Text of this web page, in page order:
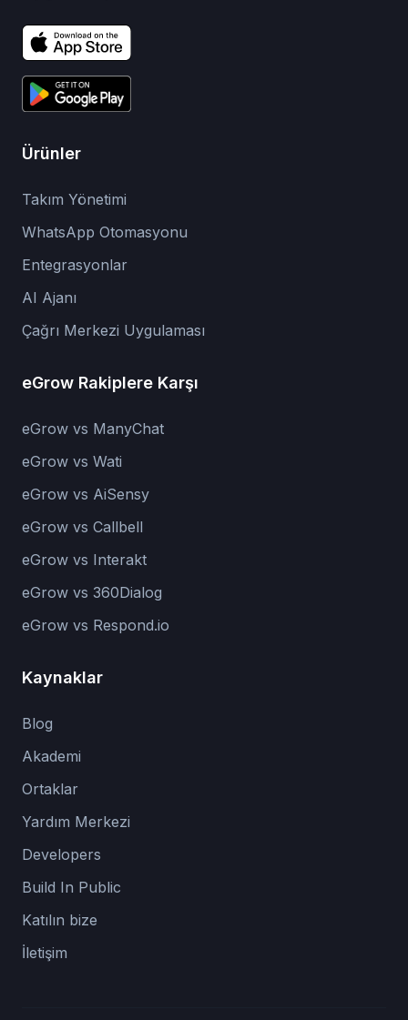
Ürünler
Takım Yönetimi
WhatsApp Otomasyonu
Entegrasyonlar
AI Ajanı
Çağrı Merkezi Uygulaması
eGrow Rakiplere Karşı
eGrow vs ManyChat
eGrow vs Wati
eGrow vs AiSensy
eGrow vs Callbell
eGrow vs Interakt
eGrow vs 360Dialog
eGrow vs Respond.io
Kaynaklar
Blog
Akademi
Ortaklar
Yardım Merkezi
Developers
Build In Public
Katılın bize
İletişim